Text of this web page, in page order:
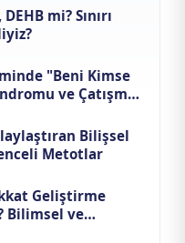
mi? Sınırı
"Beni Kimse
ve Çatışma
Bilişsel
Metotlar
Geliştirme
Bilimsel ve